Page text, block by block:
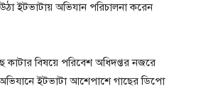
ইটভাটায় অভিযান পরিচালনা করেন
কাটার বিষয়ে পরিবেশ অধিদপ্তর নজরে
ইটভাটা আশেপাশে গাছের ডিপো